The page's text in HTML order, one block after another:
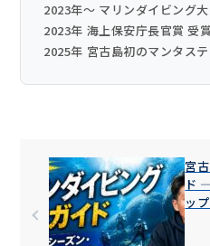
2023年〜 マリンダイビング大
2023年 海上保安庁長官賞 受
2025年 宮古島初のマンタス
宮
ド
ッ